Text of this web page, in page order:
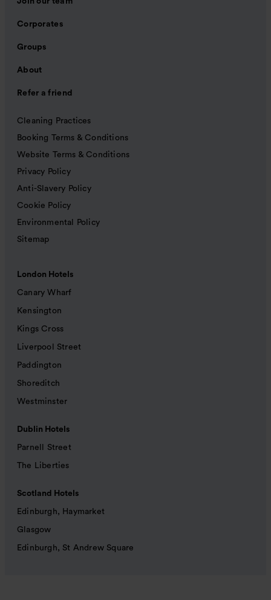
Corporates
Groups
About
Refer a friend
Cleaning Practices
Booking Terms & Conditions
Website Terms & Conditions
Privacy Policy
Anti-Slavery Policy
Cookie Policy
Environmental Policy
Sitemap
London Hotels
Canary Wharf
Kensington
Kings Cross
Liverpool Street
Paddington
Shoreditch
Westminster
Dublin Hotels
Parnell Street
The Liberties
Scotland Hotels
Edinburgh, Haymarket
Glasgow
Edinburgh, St Andrew Square